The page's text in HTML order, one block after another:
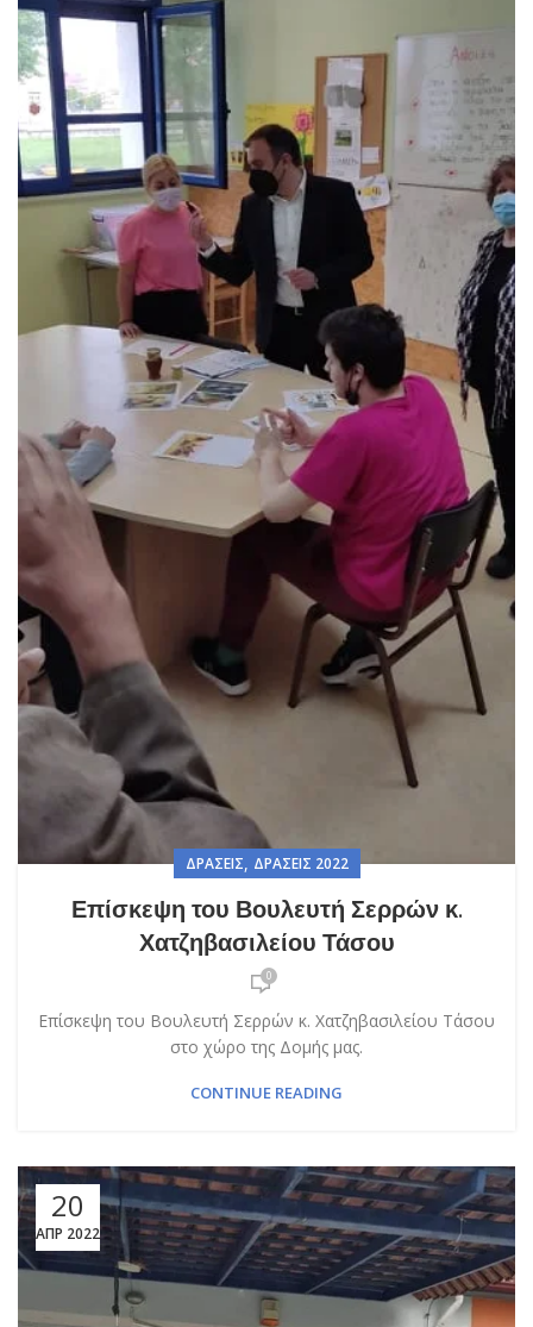
ΔΡΆΣΕΙΣ, ΔΡΆΣΕΙΣ 2022
Επίσκεψη του Βουλευτή Σερρών κ.
Χατζηβασιλείου Τάσου
0
Επίσκεψη του Βουλευτή Σερρών κ. Χατζηβασιλείου Τάσου
στο χώρο της Δομής μας.
CONTINUE READING
20
ΑΠΡ 2022